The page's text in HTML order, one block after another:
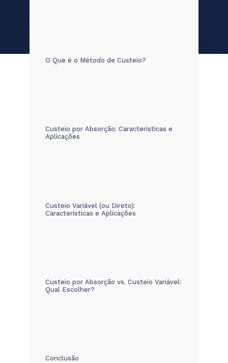
O Que é o Método de Custeio?
Custeio por Absorção: Características e
Aplicações
Custeio Variável (ou Direto):
Características e Aplicações
Custeio por Absorção vs. Custeio Variável:
Qual Escolher?
Conclusão